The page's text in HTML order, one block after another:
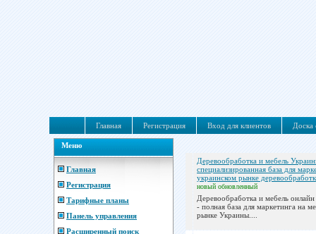
Главная Регистрация Вход для клиентов Доска
Меню
Главная
Регистрация
Тарифные планы
Панель управления
Расширенный поиск
Деревообработка и мебель
специализированная база для
украинском рынке
новый обновленный
Деревообработка и мебель
- полная база для маркетинга на
рынке Украины....